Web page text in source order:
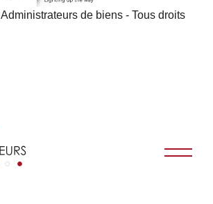
de biens - Tous droits